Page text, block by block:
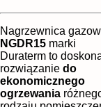
Nagrzewnica
NGDR15 marki
Duraterm to
rozwiązanie do
ekonomicznego
ogrzewania